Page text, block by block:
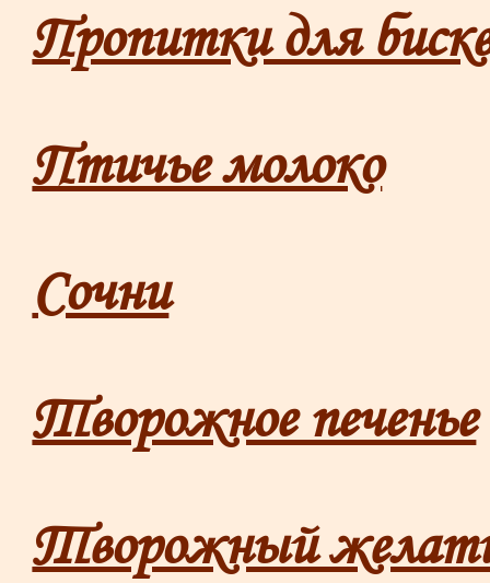
Пропитки для
Птичье молоко
Сочни
Творожное печенье
Творожный